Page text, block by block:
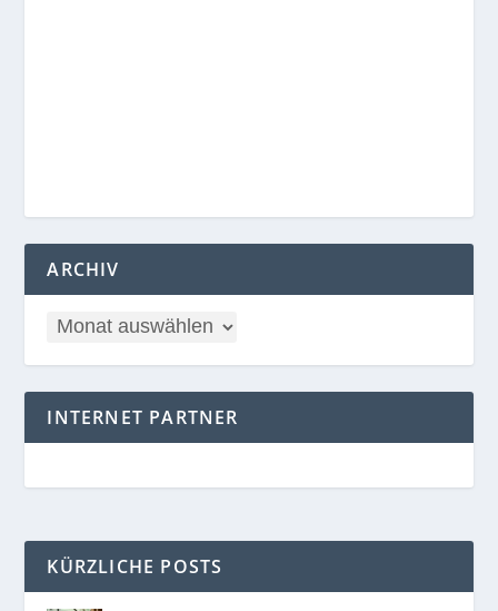
ARCHIV
INTERNET PARTNER
KÜRZLICHE POSTS